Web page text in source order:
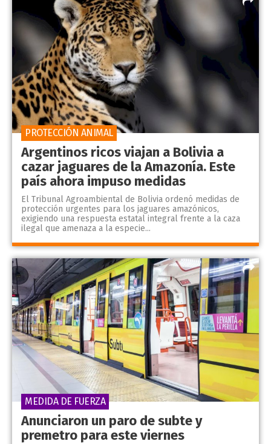
Argentinos ricos viajan a Bolivia a
cazar jaguares de la Amazonía. Este
país ahora impuso medidas
El Tribunal Agroambiental de Bolivia ordenó medidas de
protección urgentes para los jaguares amazónicos,
exigiendo una respuesta estatal integral frente a la caza
ilegal que amenaza a la especie...
PROTECCIÓN ANIMAL
Anunciaron un paro de subte y
premetro para este viernes
MEDIDA DE FUERZA